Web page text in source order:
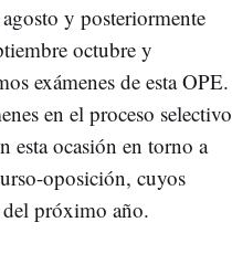
y posteriormente
octubre y
exámenes de esta OPE.
en el proceso selectivo
esta ocasión en torno a
oposición, cuyos
del próximo año.